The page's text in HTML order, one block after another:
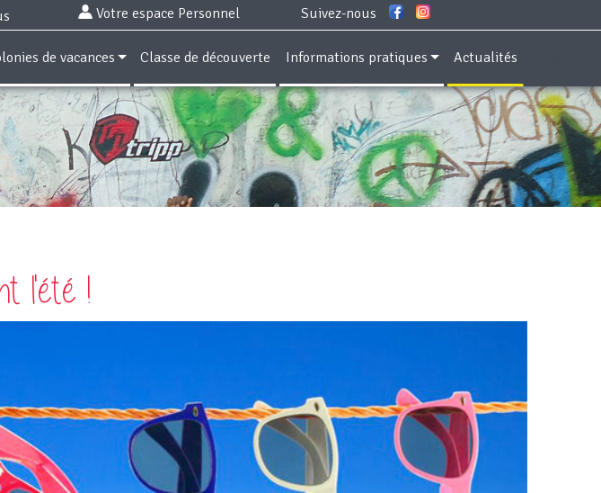
Votre espace Personnel Suivez-nous
de vacances Classe de découverte Informations pratiques Actualités
l'été !